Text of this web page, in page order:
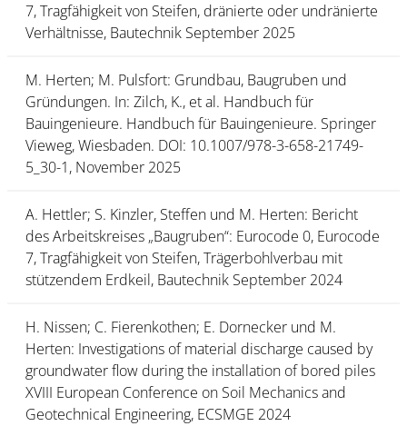
7, Tragfähigkeit von Steifen, dränierte oder undränierte
Verhältnisse, Bautechnik September 2025
M. Herten; M. Pulsfort: Grundbau, Baugruben und
Gründungen. In: Zilch, K., et al. Handbuch für
Bauingenieure. Handbuch für Bauingenieure. Springer
Vieweg, Wiesbaden. DOI: 10.1007/978-3-658-21749-
5_30-1, November 2025
A. Hettler; S. Kinzler, Steffen und M. Herten: Bericht
des Arbeitskreises „Baugruben“: Eurocode 0, Eurocode
7, Tragfähigkeit von Steifen, Trägerbohlverbau mit
stützendem Erdkeil, Bautechnik September 2024
H. Nissen; C. Fierenkothen; E. Dornecker und M.
Herten: Investigations of material discharge caused by
groundwater flow during the installation of bored piles
XVIII European Conference on Soil Mechanics and
Geotechnical Engineering, ECSMGE 2024